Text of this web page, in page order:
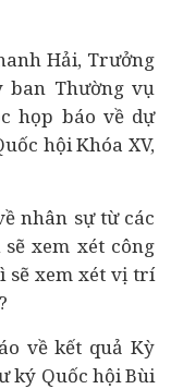
Hải, Trưởng
ban Thường vụ
họp báo về dự
hội Khóa XV,
nhân sự từ các
xem xét công
sẽ xem xét vị trí
về kết quả Kỳ
ký Quốc hội Bùi